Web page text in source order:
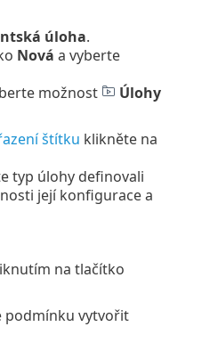
úloha.
Nová a vyberte
možnost
Úlohy
štítku klikněte na
typ úlohy definovali
její konfigurace a
na tlačítko
podmínku vytvořit